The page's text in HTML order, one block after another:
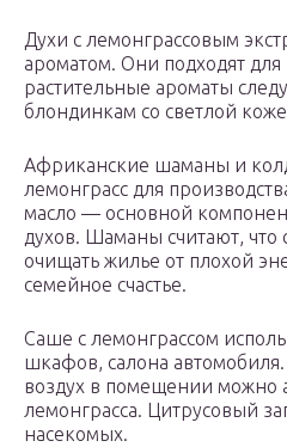
Духи с лемонграссовым
ароматом. Они подходят
растительные ароматы
блондинкам со светлой
Африканские шаманы и
лемонграсс для
масло — основной
духов. Шаманы считают, что
очищать жилье от плохой
семейное счастье.
Саше с лемонграссом
шкафов, салона
воздух в помещении можно
лемонграсса. Цитрусовый
насекомых.